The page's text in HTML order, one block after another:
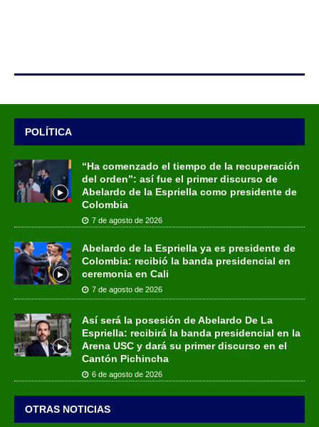
POLÍTICA
“Ha comenzado el tiempo de la recuperación
del orden”: así fue el primer discurso de
Abelardo de la Espriella como presidente de
Colombia
7 de agosto de 2026
Abelardo de la Espriella ya es presidente de
Colombia: recibió la banda presidencial en
ceremonia en Cali
7 de agosto de 2026
Así será la posesión de Abelardo De La
Espriella: recibirá la banda presidencial en la
Arena USC y dará su primer discurso en el
Cantón Pichincha
6 de agosto de 2026
OTRAS NOTICIAS